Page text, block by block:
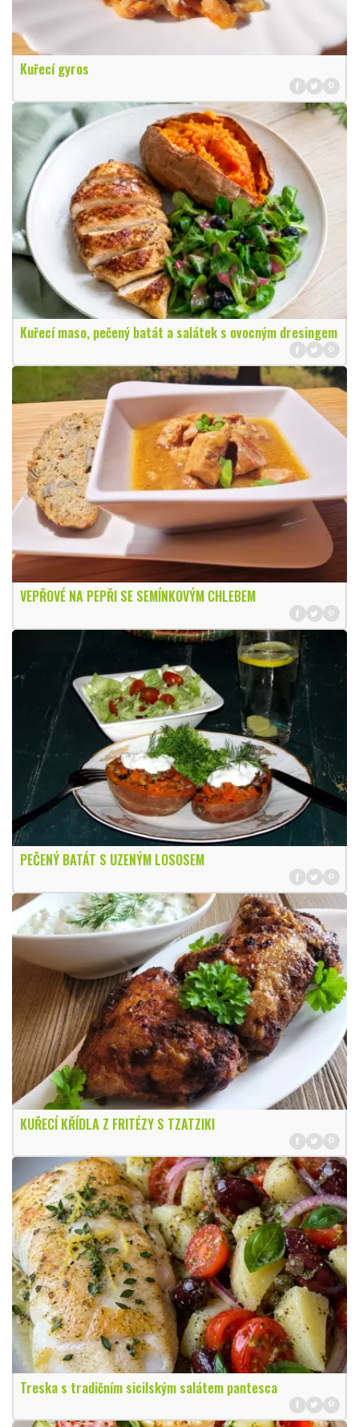
Kuřecí gyros
Kuřecí maso, pečený batát a salátek s ovocným dresingem
VEPŘOVÉ NA PEPŘI SE SEMÍNKOVÝM CHLEBEM
PEČENÝ BATÁT S UZENÝM LOSOSEM
KUŘECÍ KŘÍDLA Z FRITÉZY S TZATZIKI
Treska s tradičním sicilským salátem pantesca